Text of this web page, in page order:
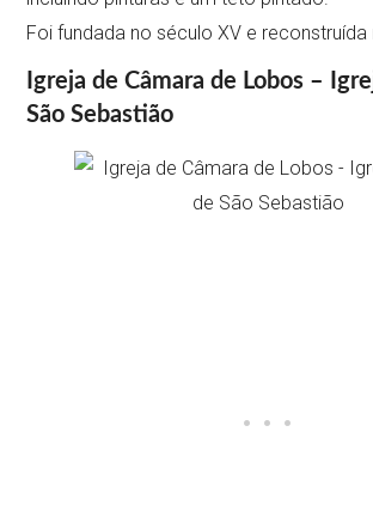
Foi fundada no século XV e
Igreja de Câmara de Lobos –
São Sebastião